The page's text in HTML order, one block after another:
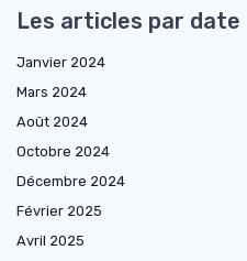
Les articles par date
Janvier 2024
Mars 2024
Août 2024
Octobre 2024
Décembre 2024
Février 2025
Avril 2025